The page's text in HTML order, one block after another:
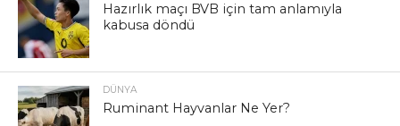
Hazırlık maçı BVB için tam anlamıyla
kabusa döndü
DÜNYA
Ruminant Hayvanlar Ne Yer?